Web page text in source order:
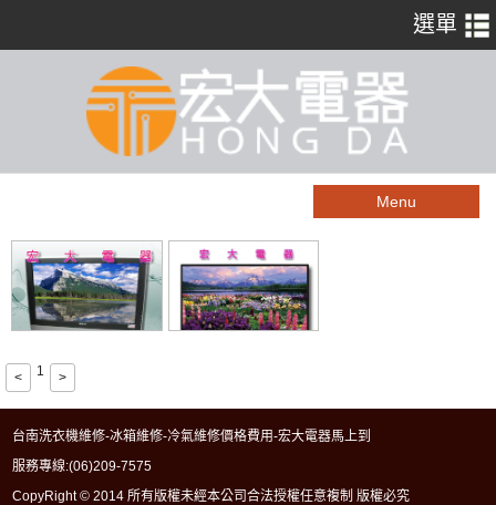
Menu
< 1 >
台南洗衣機維修-冰箱維修-冷氣維修價格費用-宏大電器馬上到
服務專線:(06)209-7575
CopyRight © 2014 所有版權未經本公司合法授權任意複制 版權必究